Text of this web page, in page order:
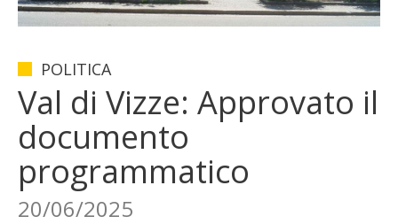
POLITICA
Val di Vizze: Approvato il
documento
programmatico
20/06/2025